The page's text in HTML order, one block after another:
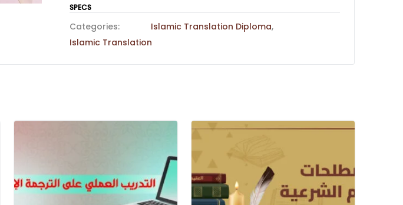
الترجمة
quantity
SPECS
Categories: Islamic Translation Diploma,
Islamic Translation